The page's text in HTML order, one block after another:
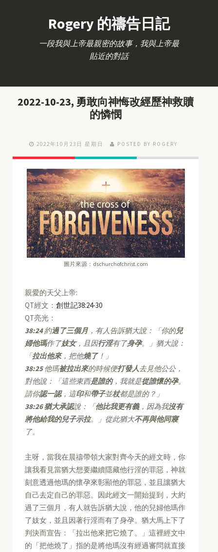
Rogery 的禱告日記
一段我與上帝最親密的故事，我與上帝最
貼近的對話
2022-10-23, 勇敢向神悔改經歷神救贖
的憐憫
2022年10月23日 星期日 POSTED BY ROGERY
圖片來源：dschurchofchrist.com
親愛的天父上帝:
QT經文：創世記38:24-30
QT亮光：
38:24約過了三個月 ，有人告訴猶大說：「你的兒
婦他瑪作了妓女，且因行淫有了身孕。」猶大說：
「拉出他來，把他燒了！」
38:25他瑪被拉出來的時候便打發人去見他公公，
對他說：「這些東西是誰的，我就是從誰懷的孕。
請你認一認，這印和帶子並杖都是誰的？」
38:26猶大承認說：「他比我更有義，因為我沒有
將他給我的兒子示拉。」從此猶大不再與他同寢
了。
主呀，當我在晨禱帶領大家對齊今天的經文時，你
讓我看見當猶大想要繼續隱藏他行淫的罪惡，神就
刻意透過他瑪的懷孕來彰顯他的罪惡，並且讓猶大
自己去定自己的罪惡。因此經文一開始提到，大約
過了三個月，有人就告訴猶大說，他的兒婦他瑪作
了妓女，並且因著行淫而有了身孕。猶大馬上下了
判決而宣告：「拉出他來把它燒了。」這裡經文中
的「把他燒了」指的是將他瑪沒有經過審問就直接